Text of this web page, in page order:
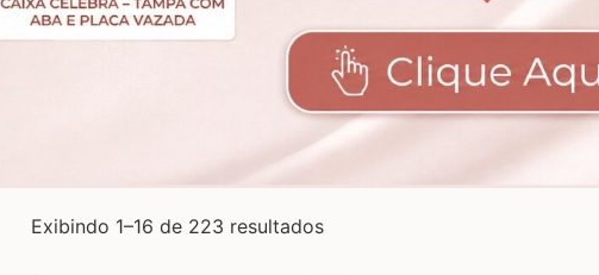
Exibindo 1–16 de 223 resultados